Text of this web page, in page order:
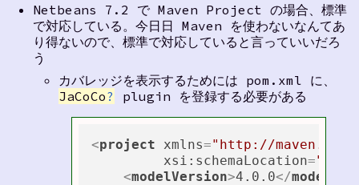
Netbeans 7.2 で Maven Project の場合、標準
で対応している。今日日 Maven を使わないなんてあ
り得ないので、標準で対応していると言っていいだろ
う
カバレッジを表示するためには pom.xml に、
JaCoCo? plugin を登録する必要がある
<project xmlns="http://
xsi:schemaLocation=
<modelVersion>4.0.0</